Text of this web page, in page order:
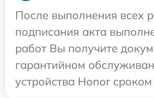
После выполнения всех
подписания акта
работ Вы получите
гарантийном
устройства Honor сроком